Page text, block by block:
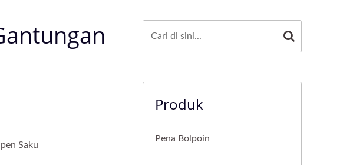
Saku
Produk
Pena Bolpoin